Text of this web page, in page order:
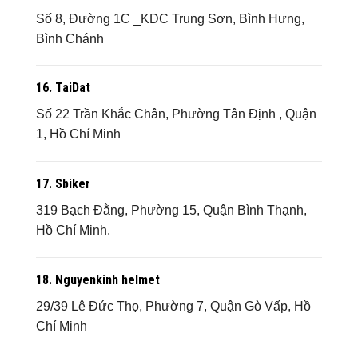
Số 8, Đường 1C _KDC Trung Sơn, Bình Hưng,
Bình Chánh
16. TaiDat
Số 22 Trần Khắc Chân, Phường Tân Định , Quận
1, Hồ Chí Minh
17. Sbiker
319 Bạch Đằng, Phường 15, Quận Bình Thạnh,
Hồ Chí Minh.
18. Nguyenkinh helmet
29/39 Lê Đức Thọ, Phường 7, Quận Gò Vấp, Hồ
Chí Minh